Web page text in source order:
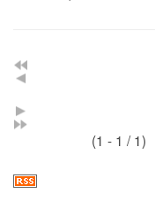
(1 - 1 / 1)